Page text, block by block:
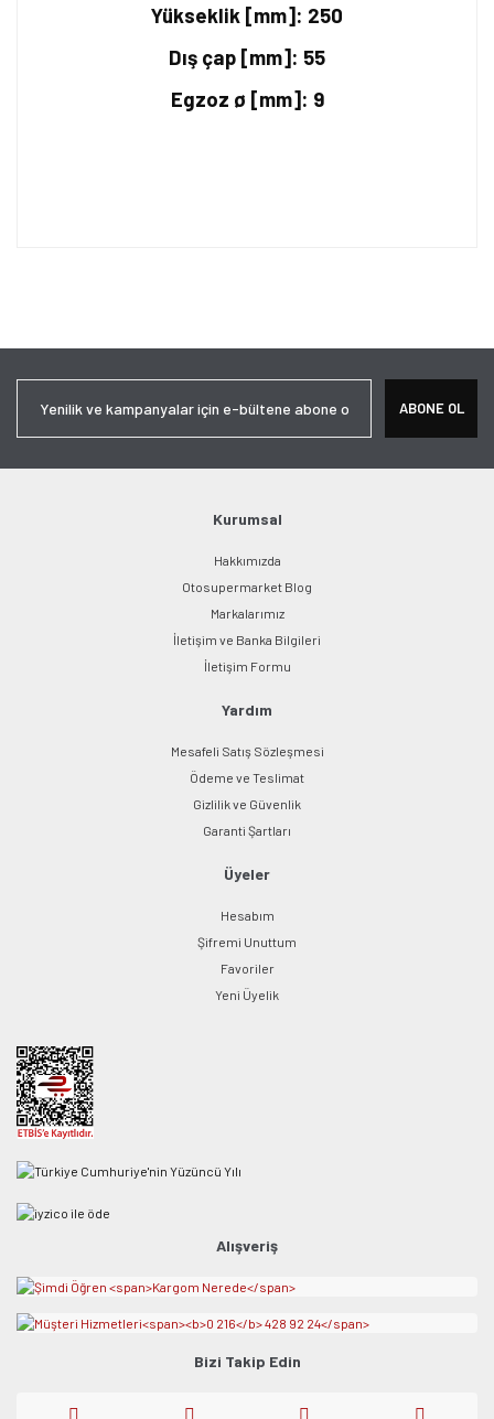
Yükseklik [mm]: 250
Dış çap [mm]: 55
Egzoz ø [mm]: 9
Ürün açıklamasında eksik bilgiler bulunuyor.
Bu ürüne benzer farklı alternatifler olmalı.
Gönder
ABONE OL
Kurumsal
Hakkımızda
Otosupermarket Blog
Markalarımız
İletişim ve Banka Bilgileri
İletişim Formu
Yardım
Mesafeli Satış Sözleşmesi
Ödeme ve Teslimat
Gizlilik ve Güvenlik
Garanti Şartları
Üyeler
Hesabım
Şifremi Unuttum
Favoriler
Yeni Üyelik
Alışveriş
Bizi Takip Edin